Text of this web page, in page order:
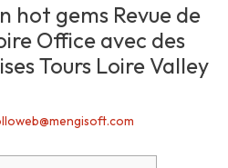
hot gems Revue de
Office avec des
Tours Loire Valley